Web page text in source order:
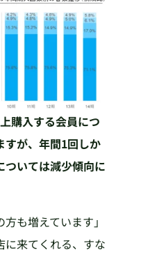
購入する会員につ
すが、年間1回しか
ついては減少傾向に
も増えています」
に来てくれる、すな